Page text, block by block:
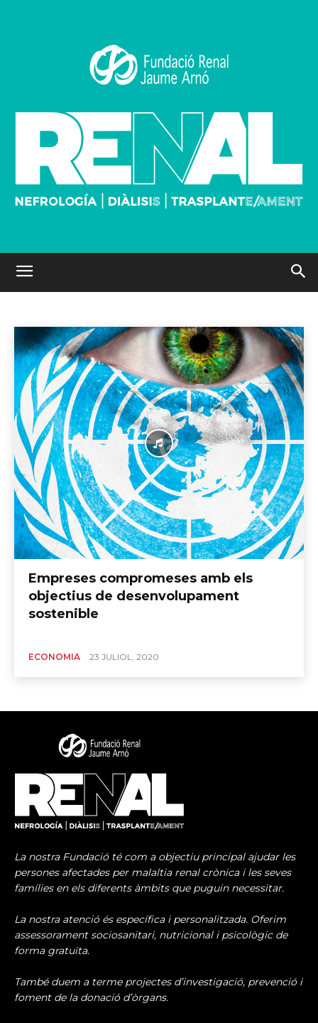
ECONOMIA
Empreses compromeses amb els
objectius de desenvolupament
sostenible
ECONOMIA 23 JULIOL, 2020
La nostra Fundació té com a objectiu principal ajudar les
persones afectades per malaltia renal crònica i les seves
famílies en els diferents àmbits que puguin necessitar.
La nostra atenció és específica i personalitzada. Oferim
assessorament sociosanitari, nutricional i psicològic de
forma gratuïta.
També duem a terme projectes d’investigació, prevenció i
foment de la donació d’òrgans.